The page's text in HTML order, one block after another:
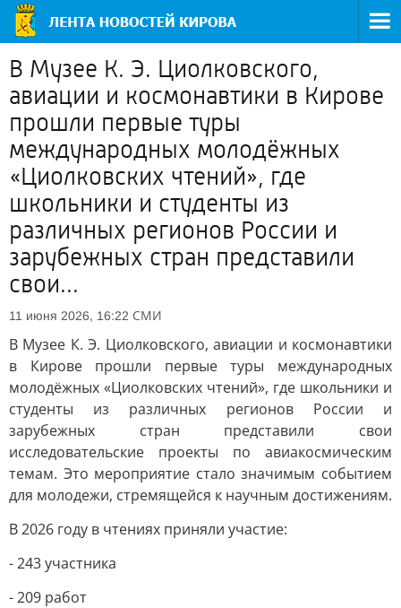
В Музее К. Э. Циолковского,
авиации и космонавтики в Кирове
прошли первые туры
международных молодёжных
«Циолковских чтений», где
школьники и студенты из
различных регионов России и
зарубежных стран представили
свои...
11 июня 2026, 16:22 СМИ
В Музее К. Э. Циолковского, авиации и космонавтики
в Кирове прошли первые туры международных
молодёжных «Циолковских чтений», где школьники и
студенты из различных регионов России и
зарубежных стран представили свои
исследовательские проекты по авиакосмическим
темам. Это мероприятие стало значимым событием
для молодежи, стремящейся к научным достижениям.
В 2026 году в чтениях приняли участие:
- 243 участника
- 209 работ